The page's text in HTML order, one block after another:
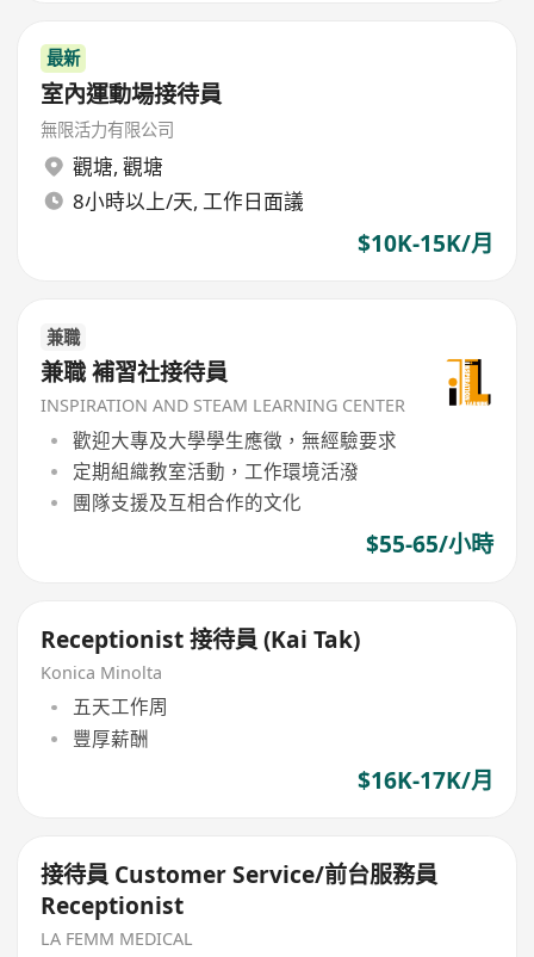
最新
室內運動場接待員
無限活力有限公司
觀塘, 觀塘
8小時以上/天, 工作日面議
$10K-15K/月
兼職
兼職 補習社接待員
INSPIRATION AND STEAM LEARNING CENTER
歡迎大專及大學學生應徵，無經驗要求
定期組織教室活動，工作環境活潑
團隊支援及互相合作的文化
$55-65/小時
Receptionist 接待員 (Kai Tak)
Konica Minolta
五天工作周
豐厚薪酬
$16K-17K/月
接待員 Customer Service/前台服務員
Receptionist
LA FEMM MEDICAL